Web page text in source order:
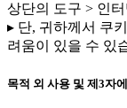
상단의 도구 > 인
▸ 단, 귀하께서 쿠
려움이 있을 수 있
목적 외 사용 및 제3자